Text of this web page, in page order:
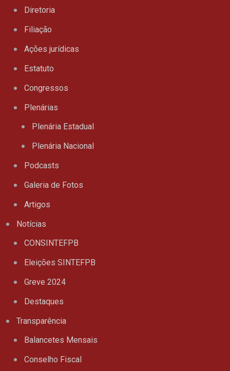
Diretoria
Filiação
Ações jurídicas
Estatuto
Congressos
Plenárias
Plenária Estadual
Plenária Nacional
Podcasts
Galeria de Fotos
Artigos
Notícias
CONSINTEFPB
Eleições SINTEFPB
Greve 2024
Destaques
Transparência
Balancetes Mensais
Conselho Fiscal